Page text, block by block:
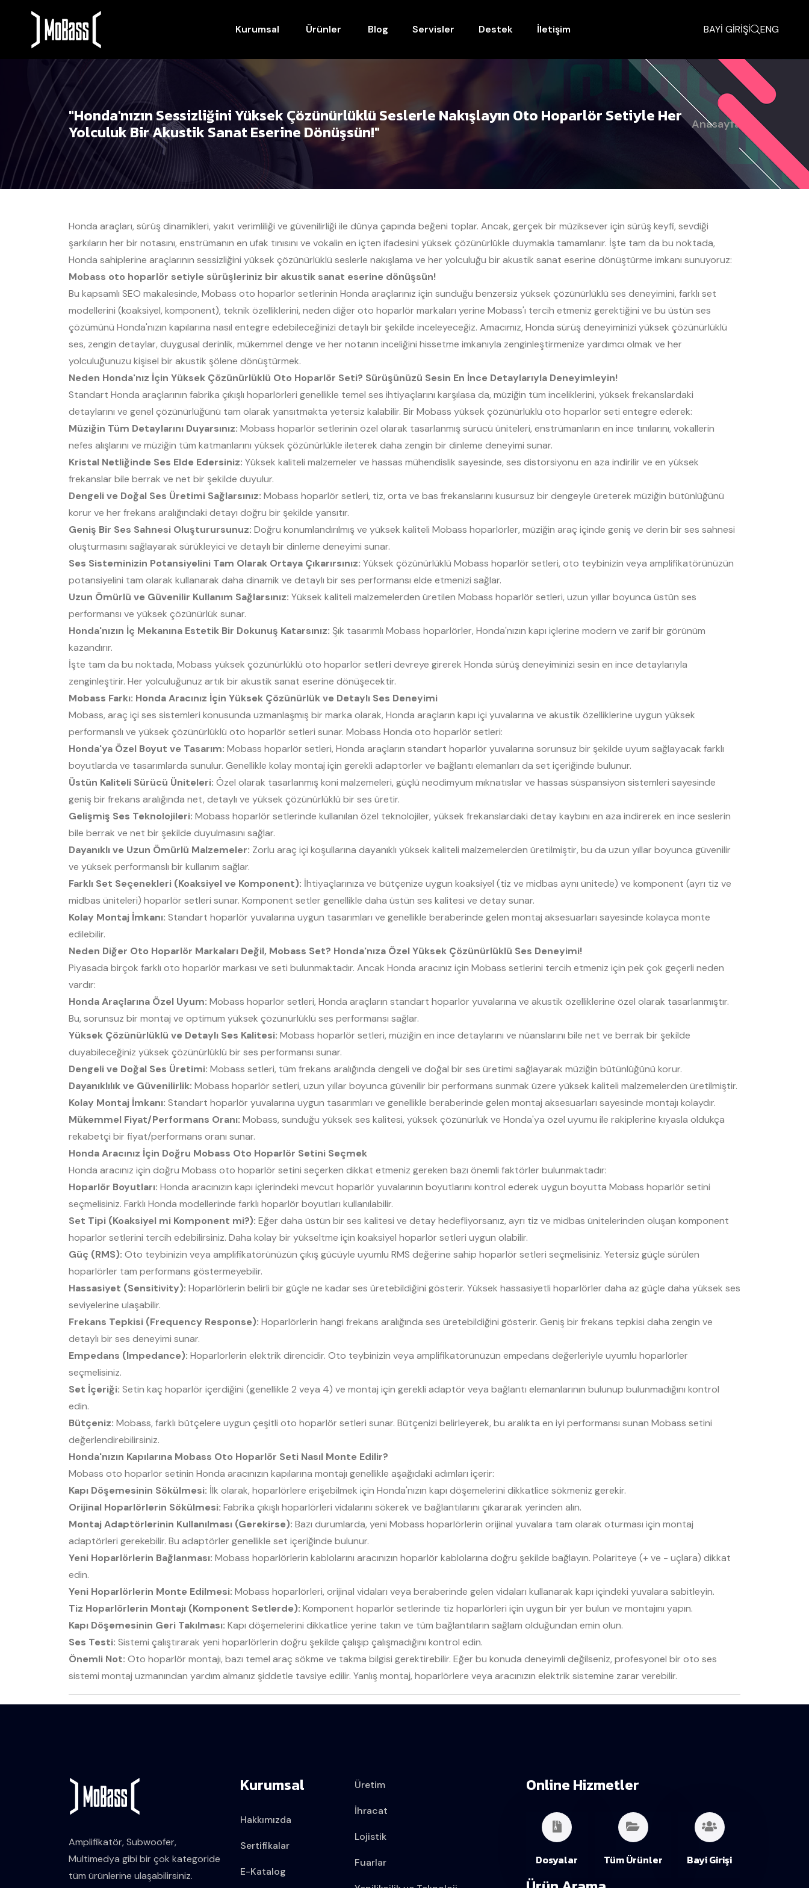
Kurumsal Ürünler Blog Servisler Destek İletişim BAYİ GİRİŞİ ENG
"Honda'nızın Sessizliğini Yüksek Çözünürlüklü Seslerle Nakışlayın Oto Hoparlör Setiyle Her
Yolculuk Bir Akustik Sanat Eserine Dönüşsün!"
Anasayfa
Honda araçları, sürüş dinamikleri, yakıt verimliliği ve güvenilirliği ile dünya çapında beğeni toplar. Ancak, gerçek bir müziksever için sürüş keyfi, sevdiği
şarkıların her bir notasını, enstrümanın en ufak tınısını ve vokalin en içten ifadesini yüksek çözünürlükle duymakla tamamlanır. İşte tam da bu noktada,
Honda sahiplerine araçlarının sessizliğini yüksek çözünürlüklü seslerle nakışlama ve her yolculuğu bir akustik sanat eserine dönüştürme imkanı sunuyoruz:
Mobass oto hoparlör setiyle sürüşleriniz bir akustik sanat eserine dönüşsün!
Bu kapsamlı SEO makalesinde, Mobass oto hoparlör setlerinin Honda araçlarınız için sunduğu benzersiz yüksek çözünürlüklü ses deneyimini, farklı set
modellerini (koaksiyel, komponent), teknik özelliklerini, neden diğer oto hoparlör markaları yerine Mobass'ı tercih etmeniz gerektiğini ve bu üstün ses
çözümünü Honda'nızın kapılarına nasıl entegre edebileceğinizi detaylı bir şekilde inceleyeceğiz. Amacımız, Honda sürüş deneyiminizi yüksek çözünürlüklü
ses, zengin detaylar, duygusal derinlik, mükemmel denge ve her notanın inceliğini hissetme imkanıyla zenginleştirmenize yardımcı olmak ve her
yolculuğunuzu kişisel bir akustik şölene dönüştürmek.
Neden Honda'nız İçin Yüksek Çözünürlüklü Oto Hoparlör Seti? Sürüşünüzü Sesin En İnce Detaylarıyla Deneyimleyin!
Standart Honda araçlarının fabrika çıkışlı hoparlörleri genellikle temel ses ihtiyaçlarını karşılasa da, müziğin tüm inceliklerini, yüksek frekanslardaki
detaylarını ve genel çözünürlüğünü tam olarak yansıtmakta yetersiz kalabilir. Bir Mobass yüksek çözünürlüklü oto hoparlör seti entegre ederek:
Müziğin Tüm Detaylarını Duyarsınız: Mobass hoparlör setlerinin özel olarak tasarlanmış sürücü üniteleri, enstrümanların en ince tınılarını, vokallerin
nefes alışlarını ve müziğin tüm katmanlarını yüksek çözünürlükle ileterek daha zengin bir dinleme deneyimi sunar.
Kristal Netliğinde Ses Elde Edersiniz: Yüksek kaliteli malzemeler ve hassas mühendislik sayesinde, ses distorsiyonu en aza indirilir ve en yüksek
frekanslar bile berrak ve net bir şekilde duyulur.
Dengeli ve Doğal Ses Üretimi Sağlarsınız: Mobass hoparlör setleri, tiz, orta ve bas frekanslarını kusursuz bir dengeyle üreterek müziğin bütünlüğünü
korur ve her frekans aralığındaki detayı doğru bir şekilde yansıtır.
Geniş Bir Ses Sahnesi Oluşturursunuz: Doğru konumlandırılmış ve yüksek kaliteli Mobass hoparlörler, müziğin araç içinde geniş ve derin bir ses sahnesi
oluşturmasını sağlayarak sürükleyici ve detaylı bir dinleme deneyimi sunar.
Ses Sisteminizin Potansiyelini Tam Olarak Ortaya Çıkarırsınız: Yüksek çözünürlüklü Mobass hoparlör setleri, oto teybinizin veya amplifikatörünüzün
potansiyelini tam olarak kullanarak daha dinamik ve detaylı bir ses performansı elde etmenizi sağlar.
Uzun Ömürlü ve Güvenilir Kullanım Sağlarsınız: Yüksek kaliteli malzemelerden üretilen Mobass hoparlör setleri, uzun yıllar boyunca üstün ses
performansı ve yüksek çözünürlük sunar.
Honda'nızın İç Mekanına Estetik Bir Dokunuş Katarsınız: Şık tasarımlı Mobass hoparlörler, Honda'nızın kapı içlerine modern ve zarif bir görünüm
kazandırır.
İşte tam da bu noktada, Mobass yüksek çözünürlüklü oto hoparlör setleri devreye girerek Honda sürüş deneyiminizi sesin en ince detaylarıyla
zenginleştirir. Her yolculuğunuz artık bir akustik sanat eserine dönüşecektir.
Mobass Farkı: Honda Aracınız İçin Yüksek Çözünürlük ve Detaylı Ses Deneyimi
Mobass, araç içi ses sistemleri konusunda uzmanlaşmış bir marka olarak, Honda araçların kapı içi yuvalarına ve akustik özelliklerine uygun yüksek
performanslı ve yüksek çözünürlüklü oto hoparlör setleri sunar. Mobass Honda oto hoparlör setleri:
Honda'ya Özel Boyut ve Tasarım: Mobass hoparlör setleri, Honda araçların standart hoparlör yuvalarına sorunsuz bir şekilde uyum sağlayacak farklı
boyutlarda ve tasarımlarda sunulur. Genellikle kolay montaj için gerekli adaptörler ve bağlantı elemanları da set içeriğinde bulunur.
Üstün Kaliteli Sürücü Üniteleri: Özel olarak tasarlanmış koni malzemeleri, güçlü neodimyum mıknatıslar ve hassas süspansiyon sistemleri sayesinde
geniş bir frekans aralığında net, detaylı ve yüksek çözünürlüklü bir ses üretir.
Gelişmiş Ses Teknolojileri: Mobass hoparlör setlerinde kullanılan özel teknolojiler, yüksek frekanslardaki detay kaybını en aza indirerek en ince seslerin
bile berrak ve net bir şekilde duyulmasını sağlar.
Dayanıklı ve Uzun Ömürlü Malzemeler: Zorlu araç içi koşullarına dayanıklı yüksek kaliteli malzemelerden üretilmiştir, bu da uzun yıllar boyunca güvenilir
ve yüksek performanslı bir kullanım sağlar.
Farklı Set Seçenekleri (Koaksiyel ve Komponent): İhtiyaçlarınıza ve bütçenize uygun koaksiyel (tiz ve midbas aynı ünitede) ve komponent (ayrı tiz ve
midbas üniteleri) hoparlör setleri sunar. Komponent setler genellikle daha üstün ses kalitesi ve detay sunar.
Kolay Montaj İmkanı: Standart hoparlör yuvalarına uygun tasarımları ve genellikle beraberinde gelen montaj aksesuarları sayesinde kolayca monte
edilebilir.
Neden Diğer Oto Hoparlör Markaları Değil, Mobass Set? Honda'nıza Özel Yüksek Çözünürlüklü Ses Deneyimi!
Piyasada birçok farklı oto hoparlör markası ve seti bulunmaktadır. Ancak Honda aracınız için Mobass setlerini tercih etmeniz için pek çok geçerli neden
vardır:
Honda Araçlarına Özel Uyum: Mobass hoparlör setleri, Honda araçların standart hoparlör yuvalarına ve akustik özelliklerine özel olarak tasarlanmıştır.
Bu, sorunsuz bir montaj ve optimum yüksek çözünürlüklü ses performansı sağlar.
Yüksek Çözünürlüklü ve Detaylı Ses Kalitesi: Mobass hoparlör setleri, müziğin en ince detaylarını ve nüanslarını bile net ve berrak bir şekilde
duyabileceğiniz yüksek çözünürlüklü bir ses performansı sunar.
Dengeli ve Doğal Ses Üretimi: Mobass setleri, tüm frekans aralığında dengeli ve doğal bir ses üretimi sağlayarak müziğin bütünlüğünü korur.
Dayanıklılık ve Güvenilirlik: Mobass hoparlör setleri, uzun yıllar boyunca güvenilir bir performans sunmak üzere yüksek kaliteli malzemelerden üretilmiştir.
Kolay Montaj İmkanı: Standart hoparlör yuvalarına uygun tasarımları ve genellikle beraberinde gelen montaj aksesuarları sayesinde montajı kolaydır.
Mükemmel Fiyat/Performans Oranı: Mobass, sunduğu yüksek ses kalitesi, yüksek çözünürlük ve Honda'ya özel uyumu ile rakiplerine kıyasla oldukça
rekabetçi bir fiyat/performans oranı sunar.
Honda Aracınız İçin Doğru Mobass Oto Hoparlör Setini Seçmek
Honda aracınız için doğru Mobass oto hoparlör setini seçerken dikkat etmeniz gereken bazı önemli faktörler bulunmaktadır:
Hoparlör Boyutları: Honda aracınızın kapı içlerindeki mevcut hoparlör yuvalarının boyutlarını kontrol ederek uygun boyutta Mobass hoparlör setini
seçmelisiniz. Farklı Honda modellerinde farklı hoparlör boyutları kullanılabilir.
Set Tipi (Koaksiyel mi Komponent mi?): Eğer daha üstün bir ses kalitesi ve detay hedefliyorsanız, ayrı tiz ve midbas ünitelerinden oluşan komponent
hoparlör setlerini tercih edebilirsiniz. Daha kolay bir yükseltme için koaksiyel hoparlör setleri uygun olabilir.
Güç (RMS): Oto teybinizin veya amplifikatörünüzün çıkış gücüyle uyumlu RMS değerine sahip hoparlör setleri seçmelisiniz. Yetersiz güçle sürülen
hoparlörler tam performans göstermeyebilir.
Hassasiyet (Sensitivity): Hoparlörlerin belirli bir güçle ne kadar ses üretebildiğini gösterir. Yüksek hassasiyetli hoparlörler daha az güçle daha yüksek ses
seviyelerine ulaşabilir.
Frekans Tepkisi (Frequency Response): Hoparlörlerin hangi frekans aralığında ses üretebildiğini gösterir. Geniş bir frekans tepkisi daha zengin ve
detaylı bir ses deneyimi sunar.
Empedans (Impedance): Hoparlörlerin elektrik direncidir. Oto teybinizin veya amplifikatörünüzün empedans değerleriyle uyumlu hoparlörler
seçmelisiniz.
Set İçeriği: Setin kaç hoparlör içerdiğini (genellikle 2 veya 4) ve montaj için gerekli adaptör veya bağlantı elemanlarının bulunup bulunmadığını kontrol
edin.
Bütçeniz: Mobass, farklı bütçelere uygun çeşitli oto hoparlör setleri sunar. Bütçenizi belirleyerek, bu aralıkta en iyi performansı sunan Mobass setini
değerlendirebilirsiniz.
Honda'nızın Kapılarına Mobass Oto Hoparlör Seti Nasıl Monte Edilir?
Mobass oto hoparlör setinin Honda aracınızın kapılarına montajı genellikle aşağıdaki adımları içerir:
Kapı Döşemesinin Sökülmesi: İlk olarak, hoparlörlere erişebilmek için Honda'nızın kapı döşemelerini dikkatlice sökmeniz gerekir.
Orijinal Hoparlörlerin Sökülmesi: Fabrika çıkışlı hoparlörleri vidalarını sökerek ve bağlantılarını çıkararak yerinden alın.
Montaj Adaptörlerinin Kullanılması (Gerekirse): Bazı durumlarda, yeni Mobass hoparlörlerin orijinal yuvalara tam olarak oturması için montaj
adaptörleri gerekebilir. Bu adaptörler genellikle set içeriğinde bulunur.
Yeni Hoparlörlerin Bağlanması: Mobass hoparlörlerin kablolarını aracınızın hoparlör kablolarına doğru şekilde bağlayın. Polariteye (+ ve - uçlara) dikkat
edin.
Yeni Hoparlörlerin Monte Edilmesi: Mobass hoparlörleri, orijinal vidaları veya beraberinde gelen vidaları kullanarak kapı içindeki yuvalara sabitleyin.
Tiz Hoparlörlerin Montajı (Komponent Setlerde): Komponent hoparlör setlerinde tiz hoparlörleri için uygun bir yer bulun ve montajını yapın.
Kapı Döşemesinin Geri Takılması: Kapı döşemelerini dikkatlice yerine takın ve tüm bağlantıların sağlam olduğundan emin olun.
Ses Testi: Sistemi çalıştırarak yeni hoparlörlerin doğru şekilde çalışıp çalışmadığını kontrol edin.
Önemli Not: Oto hoparlör montajı, bazı temel araç sökme ve takma bilgisi gerektirebilir. Eğer bu konuda deneyimli değilseniz, profesyonel bir oto ses
sistemi montaj uzmanından yardım almanız şiddetle tavsiye edilir. Yanlış montaj, hoparlörlere veya aracınızın elektrik sistemine zarar verebilir.
Amplifikatör, Subwoofer,
Multimedya gibi bir çok kategoride
tüm ürünlerine ulaşabilirsiniz.
Kurumsal
Hakkımızda
Sertifikalar
E-Katalog
Üretim
İhracat
Lojistik
Fuarlar
Online Hizmetler
Dosyalar Tüm Ürünler Bayi Girişi